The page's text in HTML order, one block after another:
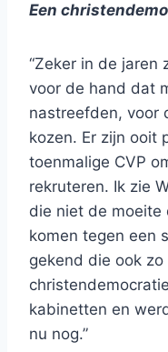
Een
“Zeker in de jaren
voor de hand dat
nastreefden, voor
kozen. Er zijn ooit
toenmalige CVP
rekruteren. Ik zie
die niet de moeite
komen tegen een
gekend die ook
kabinetten en
nu nog.”